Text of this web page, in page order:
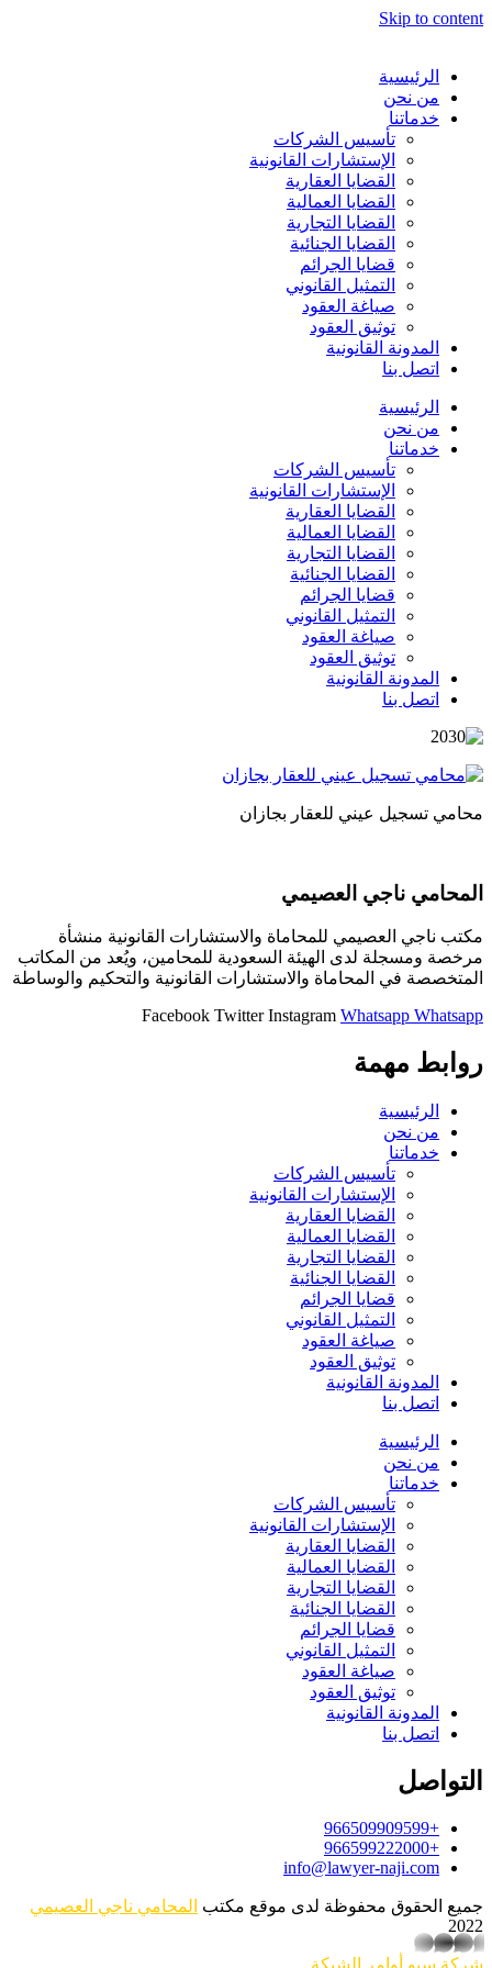
Skip to content
الرئيسية
من نحن
خدماتنا
تأسيس الشركات
الإستشارات القانونية
القضايا العقارية
القضايا العمالية
القضايا التجارية
القضايا الجنائية
قضايا الجرائم
التمثيل القانوني
صياغة العقود
توثيق العقود
المدونة القانونية
اتصل بنا
الرئيسية
من نحن
خدماتنا
تأسيس الشركات
الإستشارات القانونية
القضايا العقارية
القضايا العمالية
القضايا التجارية
القضايا الجنائية
قضايا الجرائم
التمثيل القانوني
صياغة العقود
توثيق العقود
المدونة القانونية
اتصل بنا
محامي تسجيل عيني للعقار بجازان
المحامي ناجي العصيمي
مكتب ناجي العصيمي للمحاماة والاستشارات القانونية منشأة
مرخصة ومسجلة لدى الهيئة السعودية للمحامين، ويُعد من المكاتب
المتخصصة في المحاماة والاستشارات القانونية والتحكيم والوساطة
Facebook Twitter Instagram Whatsapp Whatsapp
روابط مهمة
الرئيسية
من نحن
خدماتنا
تأسيس الشركات
الإستشارات القانونية
القضايا العقارية
القضايا العمالية
القضايا التجارية
القضايا الجنائية
قضايا الجرائم
التمثيل القانوني
صياغة العقود
توثيق العقود
المدونة القانونية
اتصل بنا
الرئيسية
من نحن
خدماتنا
تأسيس الشركات
الإستشارات القانونية
القضايا العقارية
القضايا العمالية
القضايا التجارية
القضايا الجنائية
قضايا الجرائم
التمثيل القانوني
صياغة العقود
توثيق العقود
المدونة القانونية
اتصل بنا
التواصل
+966509909599
+966599222000
info@lawyer-naji.com
جميع الحقوق محفوظة لدى موقع مكتب المحامي ناجي العصيمي
2022
شركة سيو أوامر الشبكة
whatsapp